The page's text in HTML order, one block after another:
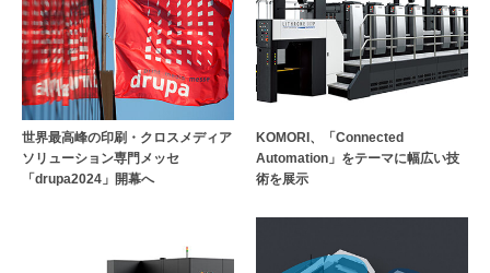
世界最高峰の印刷・クロスメディア
ソリューション専門メッセ
「drupa2024」開幕へ
KOMORI、「Connected
Automation」をテーマに幅広い技
術を展示